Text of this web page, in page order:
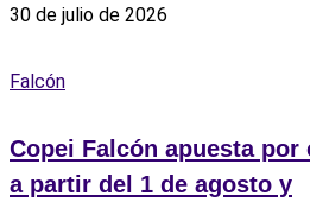
30 de julio de 2026
Falcón
Copei Falcón apuesta
a partir del 1 de agosto y